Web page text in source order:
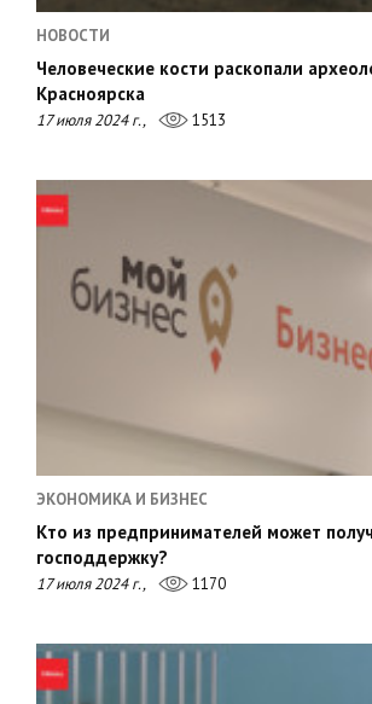
НОВОСТИ
Человеческие кости раскопали
Красноярска
17 июля 2024 г., 1513
ЭКОНОМИКА И БИЗНЕС
Кто из предпринимателей может
господдержку?
17 июля 2024 г., 1170